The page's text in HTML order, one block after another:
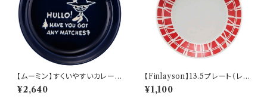
【ムーミン】すくいやすいカレー皿
（スナフキン）【MM9000】MM
9003-320
¥2,640
【Finlayson】13.5プレート（レッ
ド）【コロナ】
¥1,100